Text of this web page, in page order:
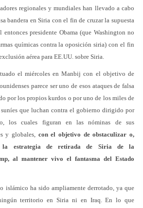
regionales y mundiales han llevado a cabo
bandera en Siria con el fin de cruzar la supuesta
presidente Obama (que Washington no
químicas contra la oposición siria) con el fin
aérea para EE.UU. sobre Siria.
el miércoles en Manbij con el objetivo de
parece ser uno de esos ataques de falsa
por los propios kurdos o por uno de los miles de
suníes que luchan contra el gobierno dirigido por
los cuales figuran en las nóminas de sus
y globales, con el objetivo de obstaculizar o,
la estrategia de retirada de Siria de la
al mantener vivo el fantasma del Estado
islámico ha sido ampliamente derrotado, ya que
territorio en Siria ni en Iraq. En lo que